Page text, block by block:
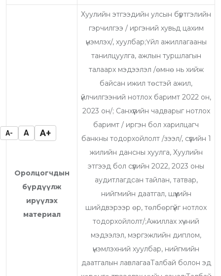
Оролцогчдын
бүрдүүлж
ирүүлэх
материал
Хуулийн этгээдийн улсын бүртгэлийн
гэрчилгээ / иргэний хувьд цахим
үнэмлэх/, хуулбар;Үйл ажиллагааны
танилцуулга, ажлын туршлагын
талаарх мэдээлэл /өмнө нь хийж
байсан ижил төстэй ажил,
үйлчилгээний нотлох баримт 2022 он,
2023 он/; Санхүүгийн чадварыг нотлох
баримт / иргэн бол харилцагч
банкны тодорхойлолт /зээл/, сүүлийн 1
жилийн дансны хуулга, Хуулийн
этгээд бол сүүлийн 2022, 2023 оны
аудитлагдсан тайлан, татвар,
нийгмийн даатгал, шүүхийн
шийдвэрээр өр, төлбөргүйг нотлох
тодорхойлолт/;Ажиллах хүчний
мэдээлэл, мэргэжлийн диплом,
үнэмлэхний хуулбар, нийгмийн
даатгалын лавлагааТалбай болон эд
A- A A+